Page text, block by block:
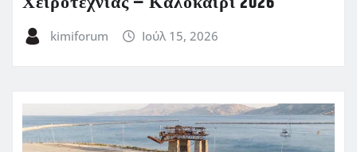
kimiforum Ιούλ 15, 2026